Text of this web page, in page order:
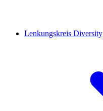
Lenkungskreis Diversity